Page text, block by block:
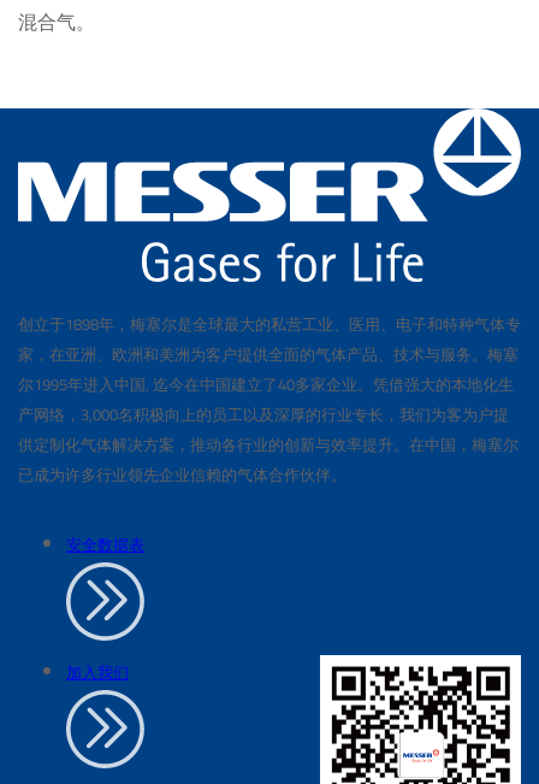
混合气。
创立于1898年，梅塞尔是全球最大的私营工业、医用、电子和特种气体专
家，在亚洲、欧洲和美洲为客户提供全面的气体产品、技术与服务。梅塞
尔1995年进入中国, 迄今在中国建立了40多家企业。凭借强大的本地化生
产网络，3,000名积极向上的员工以及深厚的行业专长，我们为客为户提
供定制化气体解决方案，推动各行业的创新与效率提升。在中国，梅塞尔
已成为许多行业领先企业信赖的气体合作伙伴。
安全数据表
加入我们